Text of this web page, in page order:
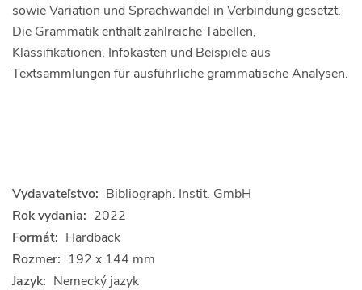
sowie Variation und Sprachwandel in Verbindung gesetzt.
Die Grammatik enthält zahlreiche Tabellen,
Klassifikationen, Infokästen und Beispiele aus
Textsammlungen für ausführliche grammatische Analysen.
Vydavateľstvo: Bibliograph. Instit. GmbH
Rok vydania: 2022
Formát: Hardback
Rozmer: 192 x 144 mm
Jazyk: Nemecký jazyk